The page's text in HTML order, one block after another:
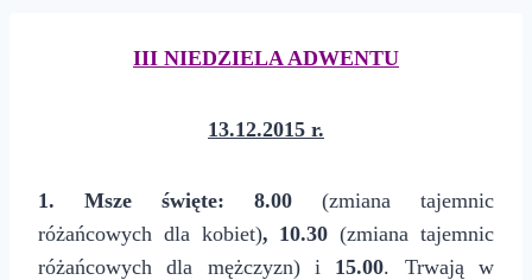
III NIEDZIELA ADWENTU
13.12.2015 r.
1. Msze święte: 8.00 (zmiana tajemnic
różańcowych dla kobiet), 10.30(zmiana tajemnic
różańcowych dla mężczyzn)
i 15.00. Trwają w